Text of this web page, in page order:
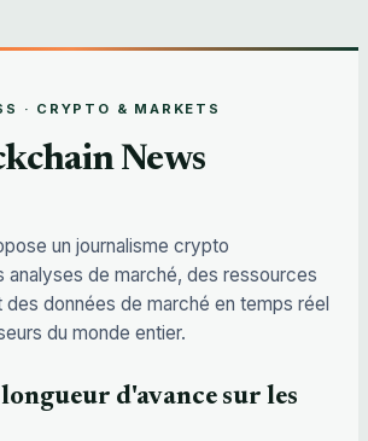
· CRYPTO & MARKETS
News
un journalisme crypto
analyses de marché, des ressources
données de marché en temps réel
du monde entier.
d'avance sur les